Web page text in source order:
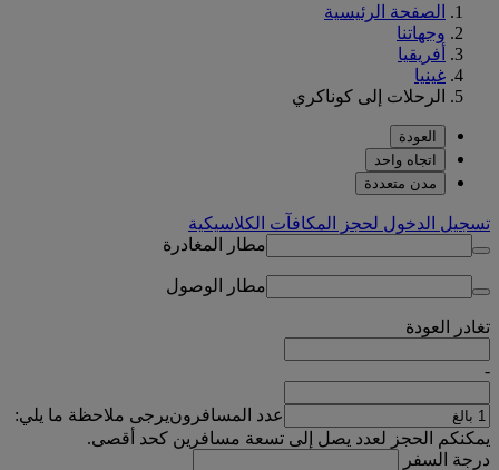
الصفحة الرئيسية
وجهاتنا
أفريقيا
غينيا
الرحلات إلى كوناكري
العودة
اتجاه واحد
مدن متعددة
تسجيل الدخول لحجز المكافآت الكلاسيكية
مطار المغادرة
مطار الوصول
تغادر العودة
-
عدد المسافرونيرجى ملاحظة ما يلي:
يمكنكم الحجز لعدد يصل إلى تسعة مسافرين كحد أقصى.
درجة السفر